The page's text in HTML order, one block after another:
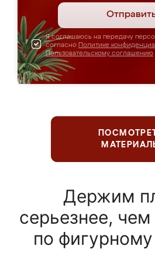
Я соглашаюсь на передачу
согласно Политике
Пользовательскому соглашению
Держим
серьезнее,
по